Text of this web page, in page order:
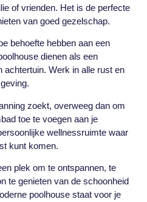
of vrienden. Het is de perfecte
van goed gezelschap.
behoefte hebben aan een
dienen als een
achtertuin. Werk in alle rust en
zoekt, overweeg dan om
toe te voegen aan je
wellnessruimte waar
kunt komen.
plek om te ontspannen, te
te genieten van de schoonheid
poolhouse staat voor je